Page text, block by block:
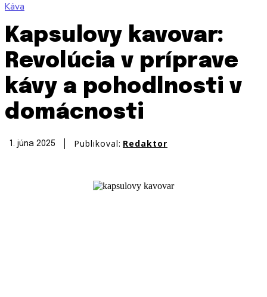
Káva
Kapsulovy kavovar:
Revolúcia v príprave
kávy a pohodlnosti v
domácnosti
1. júna 2025 Publikoval: Redaktor